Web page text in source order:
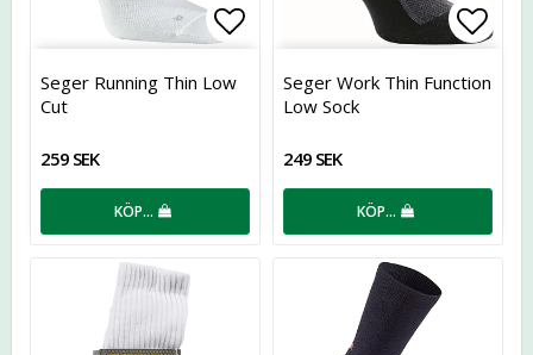
Lägg till i favoritlistan
Seger Running Thin Low
Cut
259 SEK
KÖP…
Seger Work Thin Function
Low Sock
249 SEK
KÖP…